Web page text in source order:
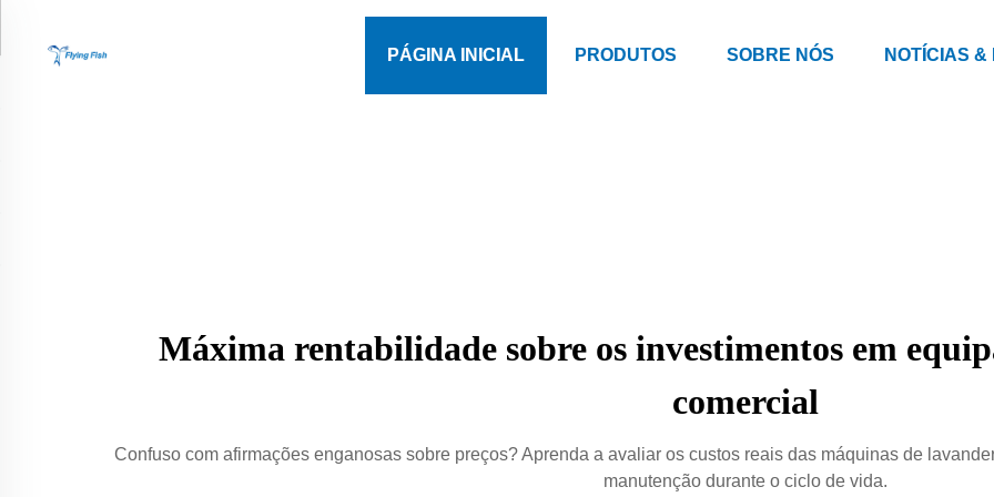
PÁGINA INICIAL PRODUTOS SOBRE NÓS NOTÍCIAS &
Máxima rentabilidade sobre os investimentos em
comercial
Confuso com afirmações enganosas sobre preços? Aprenda a avaliar os custos reais das máquinas de
manutenção durante o ciclo de vida.